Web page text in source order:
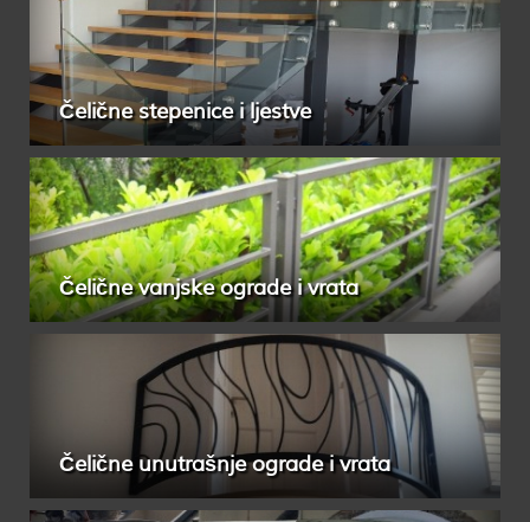
Čelične stepenice i ljestve
Čelične vanjske ograde i vrata
Čelične unutrašnje ograde i vrata